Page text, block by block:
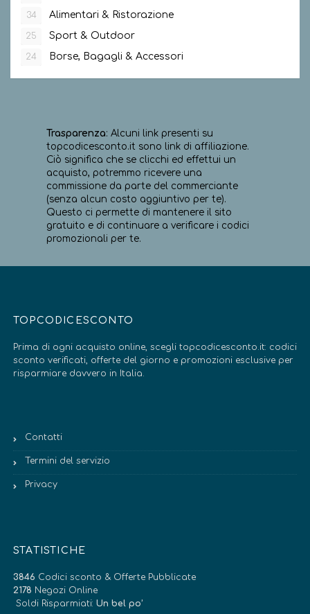
34 Alimentari & Ristorazione
25 Sport & Outdoor
24 Borse, Bagagli & Accessori
Trasparenza: Alcuni link presenti su
topcodicesconto.it sono link di affiliazione.
Ciò significa che se clicchi ed effettui un
acquisto, potremmo ricevere una
commissione da parte del commerciante
(senza alcun costo aggiuntivo per te).
Questo ci permette di mantenere il sito
gratuito e di continuare a verificare i codici
promozionali per te.
TOPCODICESCONTO
Prima di ogni acquisto online, scegli topcodicesconto.it: codici
sconto verificati, offerte del giorno e promozioni esclusive per
risparmiare davvero in Italia.
Contatti
Termini del servizio
Privacy
STATISTICHE
3846 Codici sconto & Offerte Pubblicate
2178 Negozi Online
Soldi Risparmiati: Un bel po’